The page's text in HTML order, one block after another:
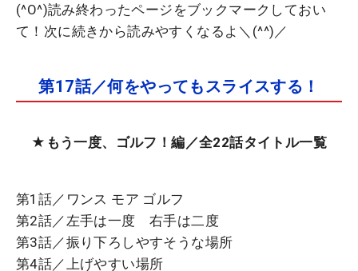
(^O^)読み終わったページをブックマークしておい
て！次に続きから読みやすくなるよ＼(^^)／
第17話／何をやってもスライスする！
★ もう一度、ゴルフ！編／全22話タイトル一覧
第1話／ワンス モア ゴルフ
第2話／左手は一度 右手は二度
第3話／振り下ろしやすそうな場所
第4話／上げやすい場所